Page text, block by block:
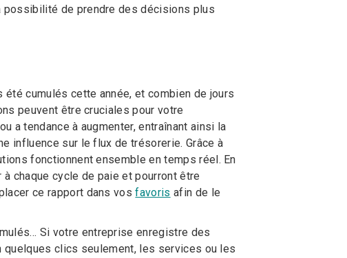
possibilité de prendre des décisions plus
cumulés cette année, et combien de jours
peuvent être cruciales pour votre
a tendance à augmenter, entraînant ainsi la
influence sur le flux de trésorerie. Grâce à
fonctionnent ensemble en temps réel. En
chaque cycle de paie et pourront être
ce rapport dans vosfavoris afin de le
Si votre entreprise enregistre des
quelques clics seulement, les services ou les